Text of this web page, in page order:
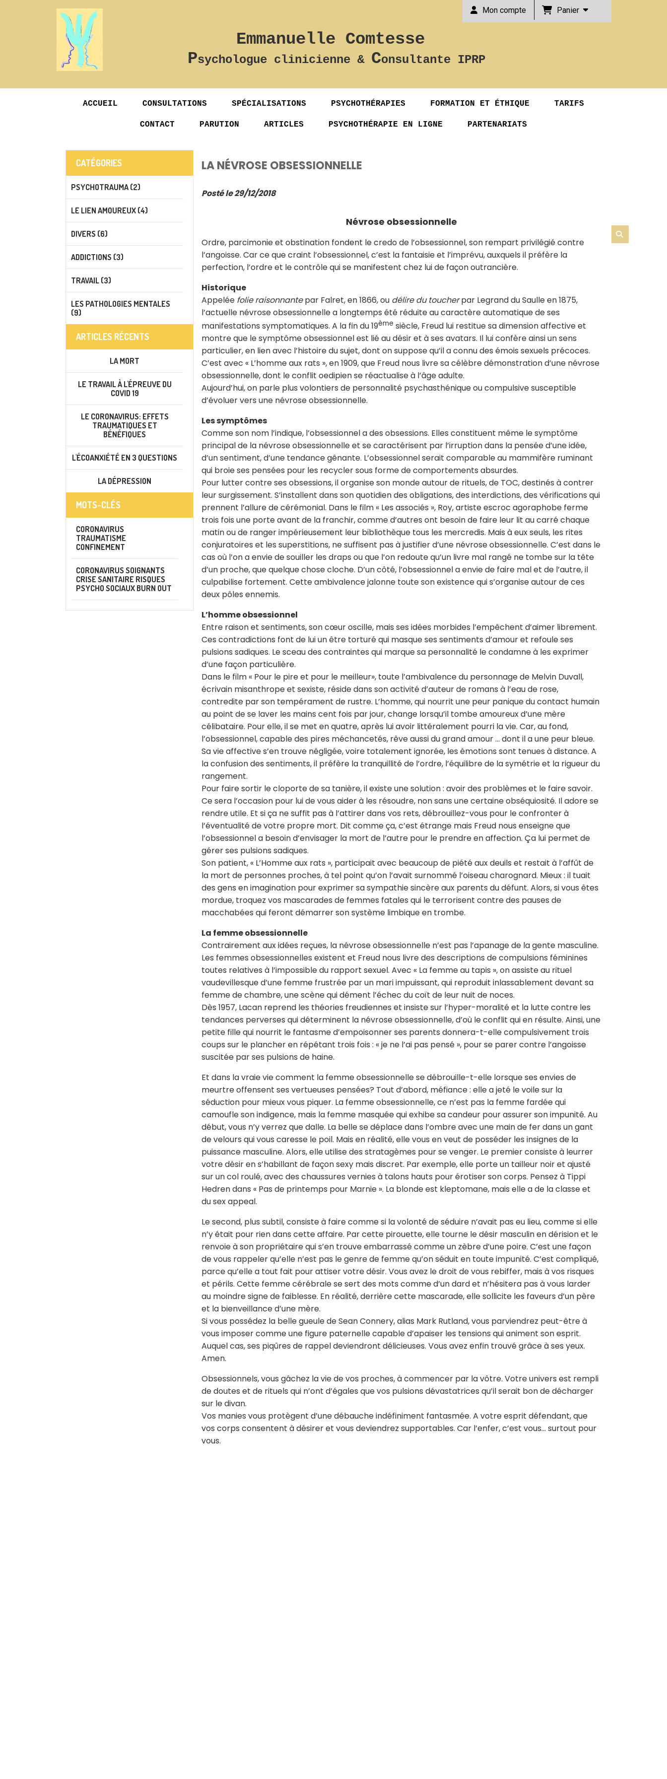
Emmanuelle Comtesse
Psychologue clinicienne & Consultante IPRP
Mon compte Panier
ACCUEIL CONSULTATIONS SPÉCIALISATIONS PSYCHOTHÉRAPIES FORMATION ET ÉTHIQUE TARIFS
CONTACT PARUTION ARTICLES PSYCHOTHÉRAPIE EN LIGNE PARTENARIATS
LA NÉVROSE OBSESSIONNELLE
Posté le 29/12/2018
Névrose obsessionnelle
Ordre, parcimonie et obstination fondent le credo de l’obsessionnel, son rempart privilégié contre
l’angoisse. Car ce que craint l’obsessionnel, c’est la fantaisie et l’imprévu, auxquels il préfère la
perfection, l’ordre et le contrôle qui se manifestent chez lui de façon outrancière.
Historique
Appelée folie raisonnantepar Falret, en 1866, ou délire du toucherpar Legrand du Saulle en 1875,
l’actuelle névrose obsessionnelle a longtemps été réduite au caractère automatique de ses
manifestations symptomatiques. A la fin du 19ème siècle, Freud lui restitue sa dimension affective et
montre que le symptôme obsessionnel est lié au désir et à ses avatars. Il lui confère ainsi un sens
particulier, en lien avec l’histoire du sujet, dont on suppose qu’il a connu des émois sexuels précoces.
C’est avec « L’homme aux rats », en 1909, que Freud nous livre sa célèbre démonstration d’une névrose
obsessionnelle, dont le conflit oedipien se réactualise à l’âge adulte.
Aujourd’hui, on parle plus volontiers de personnalité psychasthénique ou compulsive susceptible
d’évoluer vers une névrose obsessionnelle.
Les symptômes
Comme son nom l’indique, l’obsessionnel a des obsessions. Elles constituent même le symptôme
principal de la névrose obsessionnelle et se caractérisent par l’irruption dans la pensée d’une idée,
d’un sentiment, d’une tendance gênante. L’obsessionnel serait comparable au mammifère ruminant
qui broie ses pensées pour les recycler sous forme de comportements absurdes.
Pour lutter contre ses obsessions, il organise son monde autour de rituels, de TOC, destinés à contrer
leur surgissement. S’installent dans son quotidien des obligations, des interdictions, des vérifications qui
prennent l’allure de cérémonial. Dans le film « Les associés », Roy, artiste escroc agoraphobe ferme
trois fois une porte avant de la franchir, comme d’autres ont besoin de faire leur lit au carré chaque
matin ou de ranger impérieusement leur bibliothèque tous les mercredis. Mais à eux seuls, les rites
conjuratoires et les superstitions, ne suffisent pas à justifier d’une névrose obsessionnelle. C’est dans le
cas où l’on a envie de souiller les draps ou que l’on redoute qu’un livre mal rangé ne tombe sur la tête
d’un proche, que quelque chose cloche. D’un côté, l’obsessionnel a envie de faire mal et de l’autre, il
culpabilise fortement. Cette ambivalence jalonne toute son existence qui s’organise autour de ces
deux pôles ennemis.
L’homme obsessionnel
Entre raison et sentiments, son cœur oscille, mais ses idées morbides l’empêchent d’aimer librement.
Ces contradictions font de lui un être torturé qui masque ses sentiments d’amour et refoule ses
pulsions sadiques. Le sceau des contraintes qui marque sa personnalité le condamne à les exprimer
d’une façon particulière.
Dans le film « Pour le pire et pour le meilleur», toute l’ambivalence du personnage de Melvin Duvall,
écrivain misanthrope et sexiste, réside dans son activité d’auteur de romans à l’eau de rose,
contredite par son tempérament de rustre. L’homme, qui nourrit une peur panique du contact humain
au point de se laver les mains cent fois par jour, change lorsqu’il tombe amoureux d’une mère
célibataire. Pour elle, il se met en quatre, après lui avoir littéralement pourri la vie. Car, au fond,
l’obsessionnel, capable des pires méchancetés, rêve aussi du grand amour … dont il a une peur bleue.
Sa vie affective s’en trouve négligée, voire totalement ignorée, les émotions sont tenues à distance. A
la confusion des sentiments, il préfère la tranquillité de l’ordre, l’équilibre de la symétrie et la rigueur du
rangement.
Pour faire sortir le cloporte de sa tanière, il existe une solution : avoir des problèmes et le faire savoir.
Ce sera l’occasion pour lui de vous aider à les résoudre, non sans une certaine obséquiosité. Il adore se
rendre utile. Et si ça ne suffit pas à l’attirer dans vos rets, débrouillez-vous pour le confronter à
l’éventualité de votre propre mort. Dit comme ça, c’est étrange mais Freud nous enseigne que
l’obsessionnel a besoin d’envisager la mort de l’autre pour le prendre en affection. Ça lui permet de
gérer ses pulsions sadiques.
Son patient, « L’Homme aux rats », participait avec beaucoup de piété aux deuils et restait à l’affût de
la mort de personnes proches, à tel point qu’on l’avait surnommé l’oiseau charognard. Mieux : il tuait
des gens en imagination pour exprimer sa sympathie sincère aux parents du défunt. Alors, si vous êtes
mordue, troquez vos mascarades de femmes fatales qui le terrorisent contre des pauses de
macchabées qui feront démarrer son système limbique en trombe.
La femme obsessionnelle
Contrairement aux idées reçues, la névrose obsessionnelle n’est pas l’apanage de la gente masculine.
Les femmes obsessionnelles existent et Freud nous livre des descriptions de compulsions féminines
toutes relatives à l’impossible du rapport sexuel. Avec « La femme au tapis », on assiste au rituel
vaudevillesque d’une femme frustrée par un mari impuissant, qui reproduit inlassablement devant sa
femme de chambre, une scène qui dément l’échec du coït de leur nuit de noces.
Dès 1957, Lacan reprend les théories freudiennes et insiste sur l’hyper-moralité et la lutte contre les
tendances perverses qui déterminent la névrose obsessionnelle, d’où le conflit qui en résulte. Ainsi, une
petite fille qui nourrit le fantasme d’empoisonner ses parents donnera-t-elle compulsivement trois
coups sur le plancher en répétant trois fois : « je ne l’ai pas pensé », pour se parer contre l’angoisse
suscitée par ses pulsions de haine.
Et dans la vraie vie comment la femme obsessionnelle se débrouille-t-elle lorsque ses envies de
meurtre offensent ses vertueuses pensées? Tout d’abord, méfiance : elle a jeté le voile sur la
séduction pour mieux vous piquer. La femme obsessionnelle, ce n’est pas la femme fardée qui
camoufle son indigence, mais la femme masquée qui exhibe sa candeur pour assurer son impunité. Au
début, vous n’y verrez que dalle. La belle se déplace dans l’ombre avec une main de fer dans un gant
de velours qui vous caresse le poil. Mais en réalité, elle vous en veut de posséder les insignes de la
puissance masculine. Alors, elle utilise des stratagèmes pour se venger. Le premier consiste à leurrer
votre désir en s’habillant de façon sexy mais discret. Par exemple, elle porte un tailleur noir et ajusté
sur un col roulé, avec des chaussures vernies à talons hauts pour érotiser son corps. Pensez à Tippi
Hedren dans « Pas de printemps pour Marnie ». La blonde est kleptomane, mais elle a de la classe et
du sex appeal.
Le second, plus subtil, consiste à faire comme si la volonté de séduire n’avait pas eu lieu, comme si elle
n’y était pour rien dans cette affaire. Par cette pirouette, elle tourne le désir masculin en dérision et le
renvoie à son propriétaire qui s’en trouve embarrassé comme un zèbre d’une poire. C’est une façon
de vous rappeler qu’elle n’est pas le genre de femme qu’on séduit en toute impunité. C’est compliqué,
parce qu’elle a tout fait pour attiser votre désir. Vous avez le droit de vous rebiffer, mais à vos risques
et périls. Cette femme cérébrale se sert des mots comme d’un dard et n’hésitera pas à vous larder
au moindre signe de faiblesse. En réalité, derrière cette mascarade, elle sollicite les faveurs d’un père
et la bienveillance d’une mère.
Si vous possédez la belle gueule de Sean Connery, alias Mark Rutland, vous parviendrez peut-être à
vous imposer comme une figure paternelle capable d’apaiser les tensions qui animent son esprit.
Auquel cas, ses piqûres de rappel deviendront délicieuses. Vous avez enfin trouvé grâce à ses yeux.
Amen.
Obsessionnels, vous gâchez la vie de vos proches, à commencer par la vôtre. Votre univers est rempli
de doutes et de rituels qui n’ont d’égales que vos pulsions dévastatrices qu’il serait bon de décharger
sur le divan.
Vos manies vous protègent d’une débauche indéfiniment fantasmée. A votre esprit défendant, que
vos corps consentent à désirer et vous deviendrez supportables. Car l’enfer, c’est vous… surtout pour
vous.
CATÉGORIES
PSYCHOTRAUMA (2)
LE LIEN AMOUREUX (4)
DIVERS (6)
ADDICTIONS (3)
TRAVAIL (3)
LES PATHOLOGIES MENTALES
(9)
ARTICLES RÉCENTS
LA MORT
LE TRAVAIL À L'ÉPREUVE DU
COVID 19
LE CORONAVIRUS: EFFETS
TRAUMATIQUES ET
BÉNÉFIQUES
L'ÉCOANXIÉTÉ EN 3 QUESTIONS
LA DÉPRESSION
MOTS-CLÉS
CORONAVIRUS
TRAUMATISME
CONFINEMENT
CORONAVIRUS SOIGNANTS
CRISE SANITAIRE RISQUES
PSYCHO SOCIAUX BURN OUT